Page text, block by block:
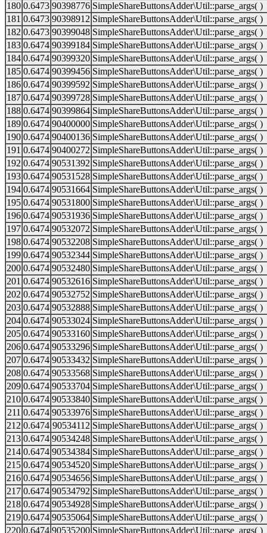
180 0.6473 90398776 SimpleShareButtonsAdder\Util::parse_args( )
181 0.6473 90398912 SimpleShareButtonsAdder\Util::parse_args( )
182 0.6473 90399048 SimpleShareButtonsAdder\Util::parse_args( )
183 0.6474 90399184 SimpleShareButtonsAdder\Util::parse_args( )
184 0.6474 90399320 SimpleShareButtonsAdder\Util::parse_args( )
185 0.6474 90399456 SimpleShareButtonsAdder\Util::parse_args( )
186 0.6474 90399592 SimpleShareButtonsAdder\Util::parse_args( )
187 0.6474 90399728 SimpleShareButtonsAdder\Util::parse_args( )
188 0.6474 90399864 SimpleShareButtonsAdder\Util::parse_args( )
189 0.6474 90400000 SimpleShareButtonsAdder\Util::parse_args( )
190 0.6474 90400136 SimpleShareButtonsAdder\Util::parse_args( )
191 0.6474 90400272 SimpleShareButtonsAdder\Util::parse_args( )
192 0.6474 90531392 SimpleShareButtonsAdder\Util::parse_args( )
193 0.6474 90531528 SimpleShareButtonsAdder\Util::parse_args( )
194 0.6474 90531664 SimpleShareButtonsAdder\Util::parse_args( )
195 0.6474 90531800 SimpleShareButtonsAdder\Util::parse_args( )
196 0.6474 90531936 SimpleShareButtonsAdder\Util::parse_args( )
197 0.6474 90532072 SimpleShareButtonsAdder\Util::parse_args( )
198 0.6474 90532208 SimpleShareButtonsAdder\Util::parse_args( )
199 0.6474 90532344 SimpleShareButtonsAdder\Util::parse_args( )
200 0.6474 90532480 SimpleShareButtonsAdder\Util::parse_args( )
201 0.6474 90532616 SimpleShareButtonsAdder\Util::parse_args( )
202 0.6474 90532752 SimpleShareButtonsAdder\Util::parse_args( )
203 0.6474 90532888 SimpleShareButtonsAdder\Util::parse_args( )
204 0.6474 90533024 SimpleShareButtonsAdder\Util::parse_args( )
205 0.6474 90533160 SimpleShareButtonsAdder\Util::parse_args( )
206 0.6474 90533296 SimpleShareButtonsAdder\Util::parse_args( )
207 0.6474 90533432 SimpleShareButtonsAdder\Util::parse_args( )
208 0.6474 90533568 SimpleShareButtonsAdder\Util::parse_args( )
209 0.6474 90533704 SimpleShareButtonsAdder\Util::parse_args( )
210 0.6474 90533840 SimpleShareButtonsAdder\Util::parse_args( )
211 0.6474 90533976 SimpleShareButtonsAdder\Util::parse_args( )
212 0.6474 90534112 SimpleShareButtonsAdder\Util::parse_args( )
213 0.6474 90534248 SimpleShareButtonsAdder\Util::parse_args( )
214 0.6474 90534384 SimpleShareButtonsAdder\Util::parse_args( )
215 0.6474 90534520 SimpleShareButtonsAdder\Util::parse_args( )
216 0.6474 90534656 SimpleShareButtonsAdder\Util::parse_args( )
217 0.6474 90534792 SimpleShareButtonsAdder\Util::parse_args( )
218 0.6474 90534928 SimpleShareButtonsAdder\Util::parse_args( )
219 0.6474 90535064 SimpleShareButtonsAdder\Util::parse_args( )
220 0.6474 90535200 SimpleShareButtonsAdder\Util::parse_args( )